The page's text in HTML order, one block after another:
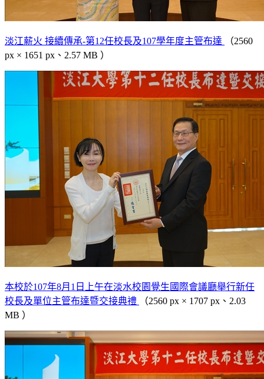
淡江薪火 接續傳承-第12任校長及107學年度主管布達
（2560
px × 1651 px、2.57 MB ）
本校於107年8月1日上午在淡水校園覺生國際會議廳舉行新任
校長及單位主管布達暨交接典禮
（2560 px × 1707 px、2.03
MB ）